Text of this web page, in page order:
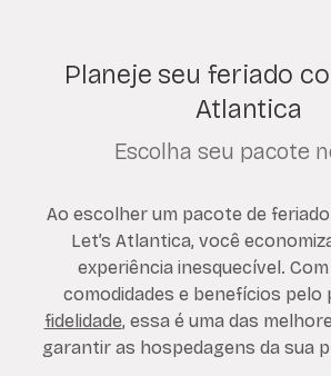
Planeje seu feriado
Atlantica
Escolha seu pacote
Ao escolher um pacote de
Let’s Atlantica, você
experiência inesquecível.
comodidades e benefícios pelo
fidelidade, essa é uma das
garantir as hospedagens da sua